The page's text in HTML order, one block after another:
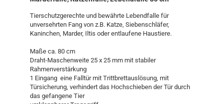
Tierschutzgerechte und bewährte Lebendfalle für
unversehrten Fang von z.B. Katze, Siebenschläfer,
Kaninchen, Marder, Iltis oder entlaufene Haustiere.
Maße ca. 80 cm
Draht-Maschenweite 25 x 25 mm mit stabiler
Rahmenverstärkung
1 Eingang eine Falltür mit Trittbrettauslösung, mit
Türsicherung, verhindert das Hochschieben der Tür durch
das gefangene Tier